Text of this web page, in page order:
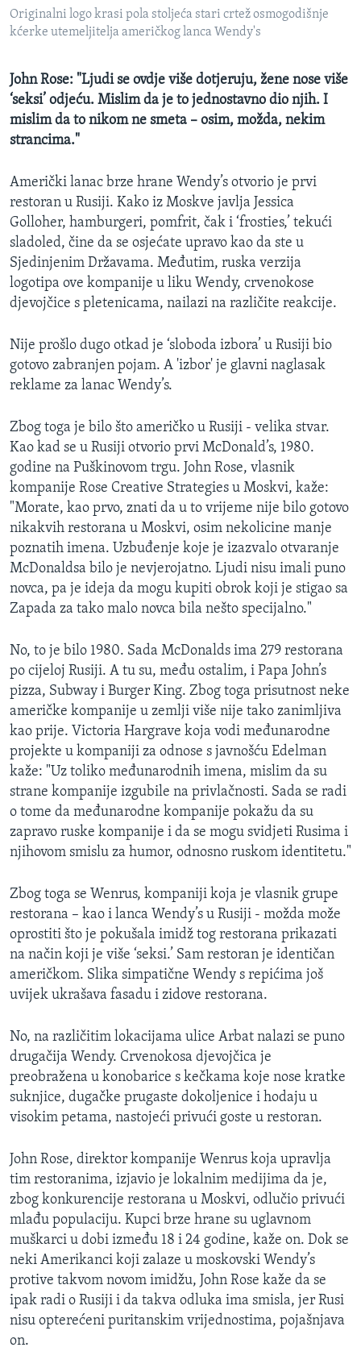
MAGAZIN
O GLASU AMERIKE
Learning English
Jezici
Originalni logo krasi pola stoljeća stari crtež osmogodišnje
kćerke utemeljitelja američkog lanca Wendy's
John Rose: "Ljudi se ovdje više dotjeruju, žene nose više
‘seksi’ odjeću. Mislim da je to jednostavno dio njih. I
mislim da to nikom ne smeta – osim, možda, nekim
strancima."
Američki lanac brze hrane Wendy’s otvorio je prvi
restoran u Rusiji. Kako iz Moskve javlja Jessica
Golloher, hamburgeri, pomfrit, čak i ‘frosties,’ tekući
sladoled, čine da se osjećate upravo kao da ste u
Sjedinjenim Državama. Međutim, ruska verzija
logotipa ove kompanije u liku Wendy, crvenokose
djevojčice s pletenicama, nailazi na različite reakcije.
Nije prošlo dugo otkad je ‘sloboda izbora’ u Rusiji bio
gotovo zabranjen pojam. A 'izbor' je glavni naglasak
reklame za lanac Wendy’s.
Zbog toga je bilo što američko u Rusiji - velika stvar.
Kao kad se u Rusiji otvorio prvi McDonald’s, 1980.
godine na Puškinovom trgu. John Rose, vlasnik
kompanije Rose Creative Strategies u Moskvi, kaže:
"Morate, kao prvo, znati da u to vrijeme nije bilo gotovo
nikakvih restorana u Moskvi, osim nekolicine manje
poznatih imena. Uzbuđenje koje je izazvalo otvaranje
McDonaldsa bilo je nevjerojatno. Ljudi nisu imali puno
novca, pa je ideja da mogu kupiti obrok koji je stigao sa
Zapada za tako malo novca bila nešto specijalno."
No, to je bilo 1980. Sada McDonalds ima 279 restorana
po cijeloj Rusiji. A tu su, među ostalim, i Papa John’s
pizza, Subway i Burger King. Zbog toga prisutnost neke
američke kompanije u zemlji više nije tako zanimljiva
kao prije. Victoria Hargrave koja vodi međunarodne
projekte u kompaniji za odnose s javnošću Edelman
kaže: "Uz toliko međunarodnih imena, mislim da su
strane kompanije izgubile na privlačnosti. Sada se radi
o tome da međunarodne kompanije pokažu da su
zapravo ruske kompanije i da se mogu svidjeti Rusima i
njihovom smislu za humor, odnosno ruskom identitetu."
Zbog toga se Wenrus, kompaniji koja je vlasnik grupe
restorana – kao i lanca Wendy’s u Rusiji - možda može
oprostiti što je pokušala imidž tog restorana prikazati
na način koji je više ‘seksi.’ Sam restoran je identičan
američkom. Slika simpatične Wendy s repićima još
uvijek ukrašava fasadu i zidove restorana.
No, na različitim lokacijama ulice Arbat nalazi se puno
drugačija Wendy. Crvenokosa djevojčica je
preobražena u konobarice s kečkama koje nose kratke
suknjice, dugačke prugaste dokoljenice i hodaju u
visokim petama, nastojeći privući goste u restoran.
John Rose, direktor kompanije Wenrus koja upravlja
tim restoranima, izjavio je lokalnim medijima da je,
zbog konkurencije restorana u Moskvi, odlučio privući
mlađu populaciju. Kupci brze hrane su uglavnom
muškarci u dobi između 18 i 24 godine, kaže on. Dok se
neki Amerikanci koji zalaze u moskovski Wendy’s
protive takvom novom imidžu, John Rose kaže da se
ipak radi o Rusiji i da takva odluka ima smisla, jer Rusi
nisu opterećeni puritanskim vrijednostima, pojašnjava
on.